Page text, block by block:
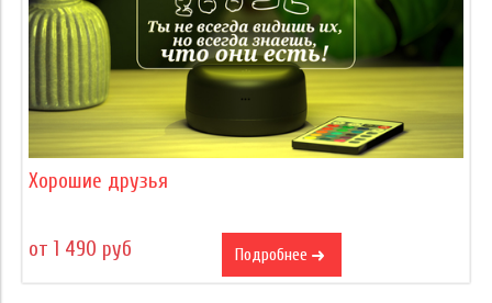
Хорошие друзья
от 1 490 руб Подробнее